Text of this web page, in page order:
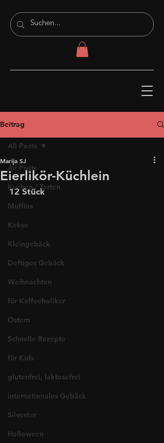
Beitrag
All Posts
Kuchen / Torten
Muffins
Kekse
Kleingebäck
Deftiges Gebäck
Weihnachten
für Kaffeeholiker
Ostern
Schnelle Rezepte
für Kids
glutenfrei, laktosefrei
internationales Gebäck
Silvester
Halloween
All Posts
Eierlikör-Küchlein
Marija SJ
12 Stück